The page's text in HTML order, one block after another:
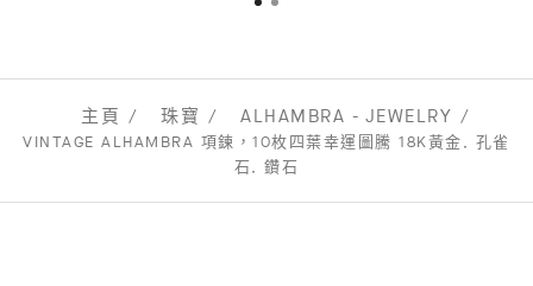
主頁 珠寶 ALHAMBRA - JEWELRY
VINTAGE ALHAMBRA 項鍊，10枚四葉幸運圖騰 18K黃金, 孔雀
石, 鑽石